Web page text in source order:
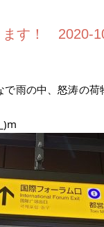
ます！ 2020-
雨の中、怒涛の